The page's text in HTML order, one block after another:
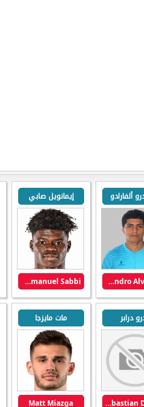
ألفارادو
Alejandro Alvarado
إيمانويل صابي
Emmanuel Sabbi
درابر
Andrew Sebastian Draper
مات مايزجا
Matt Miazga